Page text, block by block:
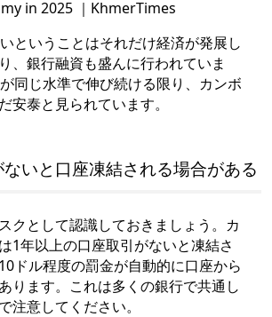
in 2025 ｜KhmerTimes
ということはそれだけ経済が発展し
、銀行融資も盛んに行われていま
同じ水準で伸び続ける限り、カンボ
安泰と見られています。
いと口座凍結される場合がある
クとして認識しておきましょう。カ
1年以上の口座取引がないと凍結さ
ドル程度の罰金が自動的に口座から
ります。これは多くの銀行で共通し
注意してください。